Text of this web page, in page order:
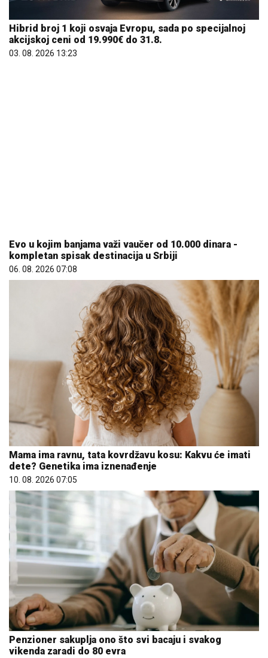
Hibrid broj 1 koji osvaja Evropu, sada po specijalnoj
akcijskoj ceni od 19.990€ do 31.8.
03. 08. 2026 13:23
06. 08. 2026 07:08
Mama ima ravnu, tata kovrdžavu kosu: Kakvu će imati
dete? Genetika ima iznenađenje
10. 08. 2026 07:05
Penzioner sakuplja ono što svi bacaju i svakog
vikenda zaradi do 80 evra
10. 08. 2026 08:02